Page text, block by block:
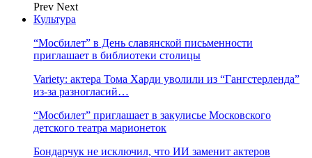
Prev Next
Культура
“Мосбилет” в День славянской письменности
приглашает в библиотеки столицы
Variety: актера Тома Харди уволили из “Гангстерленда”
из-за разногласий…
“Мосбилет” приглашает в закулисье Московского
детского театра марионеток
Бондарчук не исключил, что ИИ заменит актеров